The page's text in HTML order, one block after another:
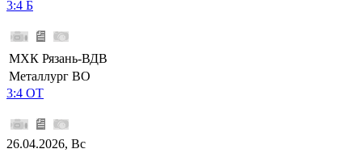
3:4 Б
МХК Рязань-ВДВ
Металлург ВО
3:4 ОТ
26.04.2026, Вс